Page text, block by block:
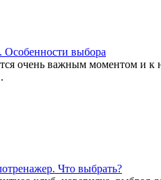
выбора
очень важным моментом и к
Что выбрать?